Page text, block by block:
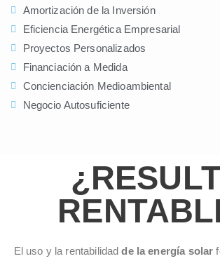
Amortización de la Inversión
Eficiencia Energética Empresarial
Proyectos Personalizados
Financiación a Medida
Concienciación Medioambiental
Negocio Autosuficiente
El uso y la rentabilidad de la energía solar